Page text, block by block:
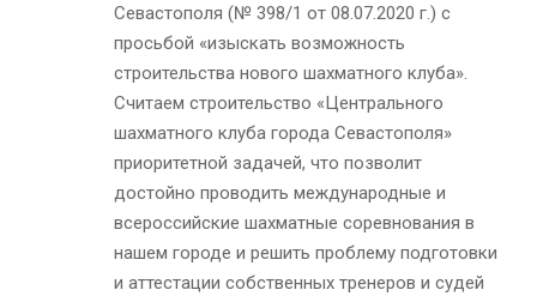
Севастополя (№ 398/1 от 08.07.2020 г.) с
просьбой «изыскать возможность
строительства нового шахматного клуба».
Считаем строительство «Центрального
шахматного клуба города Севастополя»
приоритетной задачей, что позволит
достойно проводить международные и
всероссийские шахматные соревнования в
нашем городе и решить проблему подготовки
и аттестации собственных тренеров и судей